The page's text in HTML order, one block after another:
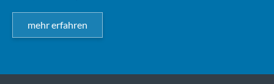
mehr erfahren